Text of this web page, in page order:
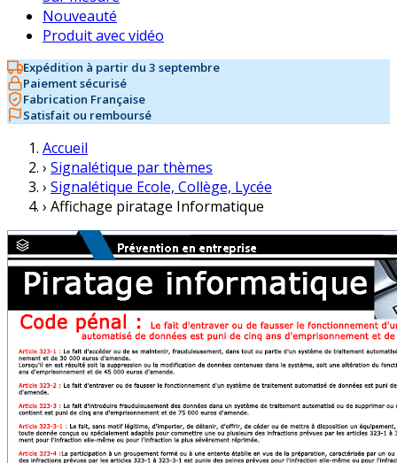
Nouveauté
Produit avec vidéo
Expédition à partir du 3 septembre
Paiement sécurisé
Fabrication Française
Satisfait ou remboursé
Accueil
› Signalétique par thèmes
› Signalétique Ecole, Collège, Lycée
› Affichage piratage Informatique